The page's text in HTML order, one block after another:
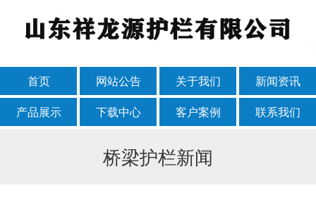
首页 网站公告 关于我们
新闻资讯
产品展示
下载中心 客户案例 联系我们
桥梁护栏新闻